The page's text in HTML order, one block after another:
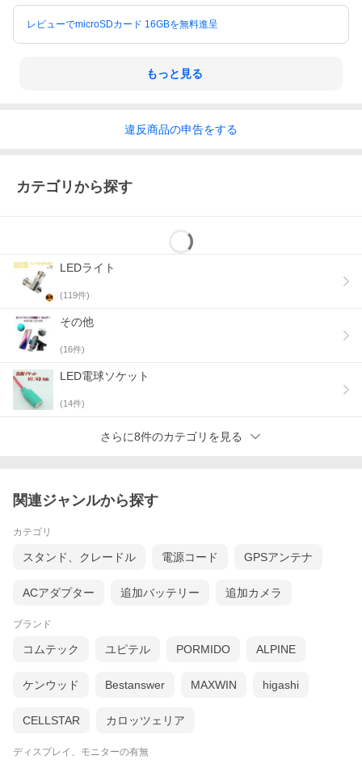
レビューでmicroSDカード 16GBを無料進呈
もっと見る
違反商品の申告をする
カテゴリから探す
LEDライト
(119件)
その他
(16件)
LED電球ソケット
(14件)
さらに8件のカテゴリを見る
関連ジャンルから探す
カテゴリ
スタンド、クレードル 電源コード GPSアンテナ
ACアダプター 追加バッテリー 追加カメラ
ブランド
コムテック ユピテル PORMIDO ALPINE
ケンウッド Bestanswer MAXWIN higashi
CELLSTAR カロッツェリア
ディスプレイ、モニターの有無